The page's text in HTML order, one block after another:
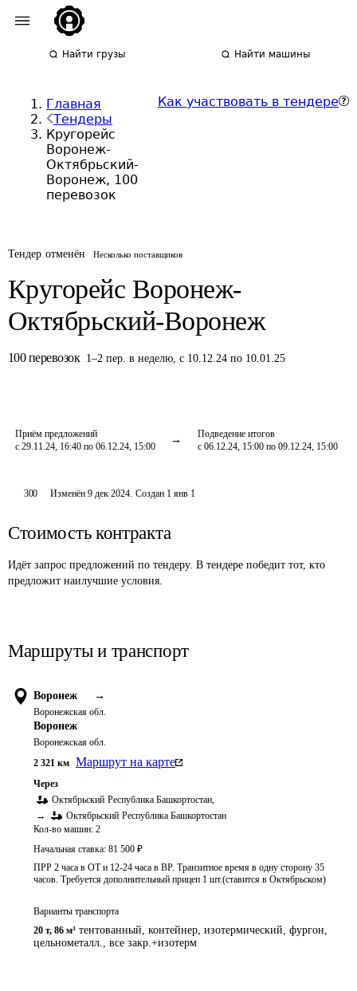
Найти грузы Найти машины
Главная
Тендеры
Кругорейс
Воронеж-
Октябрьский-
Воронеж, 100
перевозок
Как участвовать в тендере
Тендер отменён Несколько поставщиков
Кругорейс Воронеж-
Октябрьский-Воронеж
100 перевозок 1–2 пер. в неделю,с 10.12.24 по 10.01.25
Приём предложений
с 29.11.24, 16:40 по 06.12.24, 15:00
Подведение итогов
с 06.12.24, 15:00 по 09.12.24, 15:00
300 Изменён9 дек 2024. Создан 1 янв 1
Стоимость контракта
Идёт запрос предложений по тендеру. В тендере победит тот, кто
предложит наилучшие условия.
Маршруты и транспорт
Воронеж →
Воронежская обл.
Воронеж
Воронежская обл.
2 321 км Маршрут на карте
Через
Октябрьский Республика Башкортостан,
→
Октябрьский Республика Башкортостан
Кол-во машин: 2
Начальная ставка: 81 500 ₽
ПРР 2 часа в ОТ и 12-24 часа в ВР. Транзитное время в одну сторону 35
часов. Требуется дополнительный прицеп 1 шт.(ставится в Октябрьском)
Варианты транспорта
20 т, 86 м³ тентованный, контейнер, изотермический, фургон,
цельнометалл., все закр.+изотерм